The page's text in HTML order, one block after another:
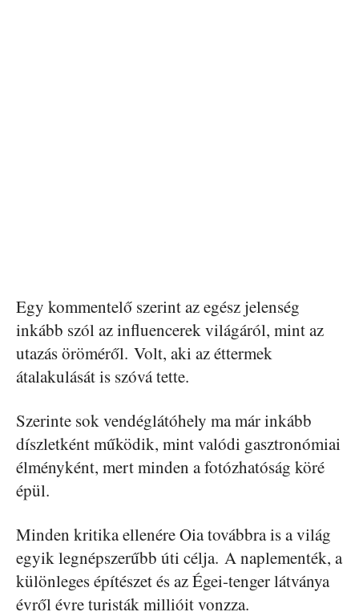
Egy kommentelő szerint az egész jelenség
inkább szól az influencerek világáról, mint az
utazás öröméről. Volt, aki az éttermek
átalakulását is szóvá tette.
Szerinte sok vendéglátóhely ma már inkább
díszletként működik, mint valódi gasztronómiai
élményként, mert minden a fotózhatóság köré
épül.
Minden kritika ellenére Oia továbbra is a világ
egyik legnépszerűbb úti célja. A naplementék, a
különleges építészet és az Égei-tenger látványa
évről évre turisták millióit vonzza.